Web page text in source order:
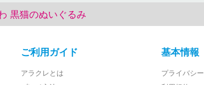
黒猫のぬいぐるみ
ご利用ガイド
アラクレとは
基本情報
プライバシ